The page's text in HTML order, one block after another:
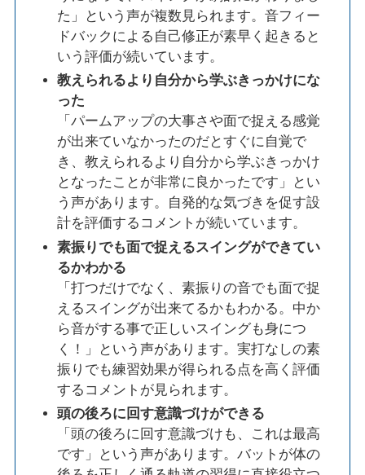
た」という声が複数見られます。音フィー
ドバックによる自己修正が素早く起きると
いう評価が続いています。
教えられるより自分から学ぶきっかけにな
った
「パームアップの大事さや面で捉える感覚
が出来ていなかったのだとすぐに自覚で
き、教えられるより自分から学ぶきっかけ
となったことが非常に良かったです」とい
う声があります。自発的な気づきを促す設
計を評価するコメントが続いています。
素振りでも面で捉えるスイングができてい
るかわかる
「打つだけでなく、素振りの音でも面で捉
えるスイングが出来てるかもわかる。中か
ら音がする事で正しいスイングも身につ
く！」という声があります。実打なしの素
振りでも練習効果が得られる点を高く評価
するコメントが見られます。
頭の後ろに回す意識づけができる
「頭の後ろに回す意識づけも、これは最高
です」という声があります。バットが体の